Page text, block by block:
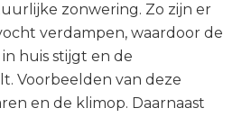
zonwering. Zo zijn er
verdampen, waardoor de
huis stijgt en de
Voorbeelden van deze
en de klimop. Daarnaast